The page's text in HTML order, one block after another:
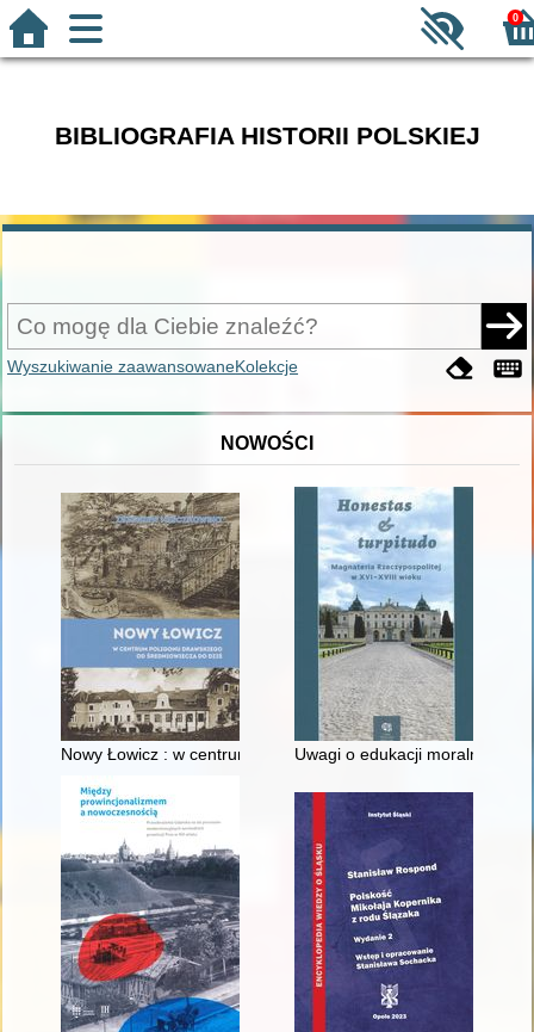
0
BIBLIOGRAFIA HISTORII POLSKIEJ
Wyszukiwanie zaawansowaneKolekcje
NOWOŚCI
Nowy Łowicz : w centrum poligonu drawskiego od
Uwagi o edukacji moralnej